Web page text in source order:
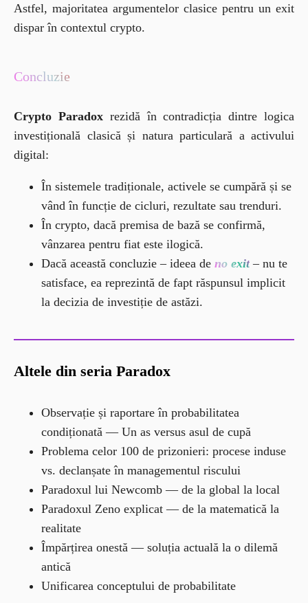
Astfel, majoritatea argumentelor clasice pentru un exit
dispar în contextul crypto.
Concluzie
Crypto Paradox rezidă în contradicția dintre logica
investițională clasică și natura particulară a activului
digital:
În sistemele tradiționale, activele se cumpără și se
vând în funcție de cicluri, rezultate sau trenduri.
În crypto, dacă premisa de bază se confirmă,
vânzarea pentru fiat este ilogică.
Dacă această concluzie – ideea de no exit – nu te
satisface, ea reprezintă de fapt răspunsul implicit
la decizia de investiție de astăzi.
Altele din seria Paradox
Observație și raportare în probabilitatea
condiționată — Un as versus asul de cupă
Problema celor 100 de prizonieri: procese induse
vs. declanșate în managementul riscului
Paradoxul lui Newcomb — de la global la local
Paradoxul Zeno explicat — de la matematică la
realitate
Împărțirea onestă — soluția actuală la o dilemă
antică
Unificarea conceptului de probabilitate